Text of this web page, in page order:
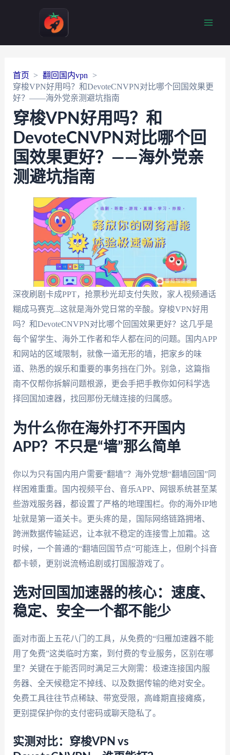
首页
翻回国内vpn
穿梭VPN好用吗？和DevoteCNVPN对比哪个回国效果更
好？——海外党亲测避坑指南
穿梭VPN好用吗？和
DevoteCNVPN对比哪个回
国效果更好？——海外党亲
测避坑指南
深夜刷剧卡成PPT，抢票秒光却支付失败，家人视频通话
糊成马赛克...这就是海外党日常的辛酸。穿梭VPN好用
吗？和DevoteCNVPN对比哪个回国效果更好？这几乎是
每个留学生、海外工作者和华人都在问的问题。国内APP
和网站的区域限制，就像一道无形的墙，把家乡的味
道、熟悉的娱乐和重要的事务挡在门外。别急，这篇指
南不仅帮你拆解问题根源，更会手把手教你如何科学选
择回国加速器，找回那份无缝连接的归属感。
为什么你在海外打不开国内
APP？不只是“墙”那么简单
你以为只有国内用户需要“翻墙”？海外党想“翻墙回国”同
样困难重重。国内视频平台、音乐APP、网银系统甚至某
些游戏服务器，都设置了严格的地理围栏。你的海外IP地
址就是第一道关卡。更头疼的是，国际网络链路拥堵、
跨洲数据传输延迟，让本就不稳定的连接雪上加霜。这
时候，一个普通的“翻墙回国节点”可能连上，但刷个抖音
都卡顿，更别说流畅追剧或打国服游戏了。
选对回国加速器的核心：速度、
稳定、安全一个都不能少
面对市面上五花八门的工具，从免费的“归雁加速器不能
用了免费”这类临时方案，到付费的专业服务，区别在哪
里？关键在于能否同时满足三大刚需：极速连接国内服
务器、全天候稳定不掉线、以及数据传输的绝对安全。
免费工具往往节点稀缺、带宽受限，高峰期直接瘫痪，
更别提保护你的支付密码或聊天隐私了。
实测对比：穿梭VPN vs